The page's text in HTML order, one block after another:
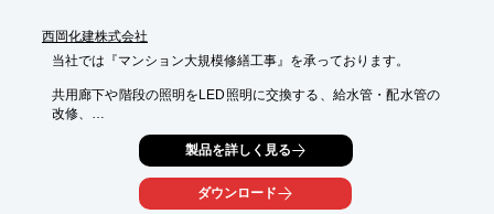
西岡化建株式会社
当社では『マンション大規模修繕工事』を承っております。
共用廊下や階段の照明をLED照明に交換する、給水管・配水管の
改修、
サッシ周りのシーリング工事やサッシ自体の取替え工事など、
マンション改修には様々な種類の工事があります。
工事期間内にやるべき修繕を見極め、今後の修繕計画とともに
好適な改修工事をご提案いたします。
製品を詳しく見る
ダウンロード